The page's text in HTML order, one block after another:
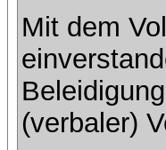
Mit dem
(verbaler)